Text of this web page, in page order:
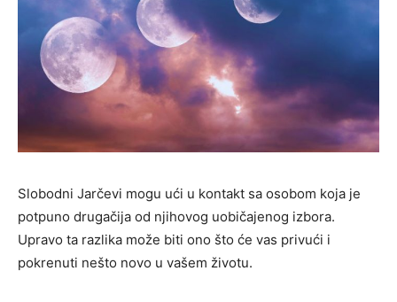
Slobodni Jarčevi mogu ući u kontakt sa osobom koja je
potpuno drugačija od njihovog uobičajenog izbora.
Upravo ta razlika može biti ono što će vas privući i
pokrenuti nešto novo u vašem životu.